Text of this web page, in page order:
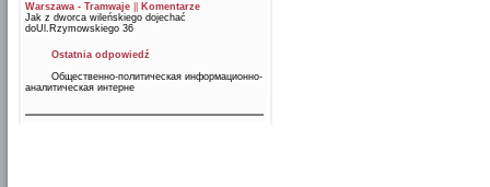
Warszawa - Tramwaje
Komentarze
Jak z dworca wileńskiego dojechać
doUl.Rzymowskiego 36
Ostatnia odpowiedź
Общественно-политическая информационно-
аналитическая интерне